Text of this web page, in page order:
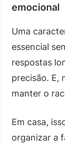
emocional
Uma
essencial
respostas
precisão. E,
manter o
Em casa,
organizar a